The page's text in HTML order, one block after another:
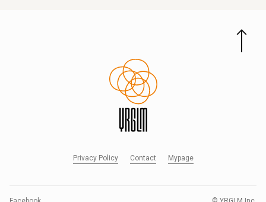
Privacy Policy Contact Mypage